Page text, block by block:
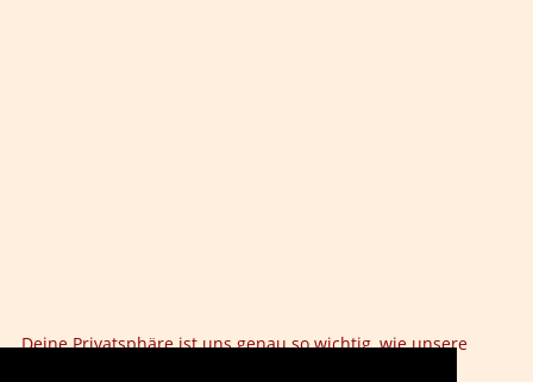
Deine Privatsphäre ist uns genau so wichtig, wie unsere